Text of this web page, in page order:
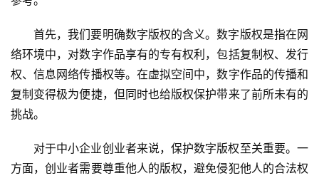
首先，我们要明确数字版权的含义。数字版权是指在网
络环境中，对数字作品享有的专有权利，包括复制权、发行
权、信息网络传播权等。在虚拟空间中，数字作品的传播和
复制变得极为便捷，但同时也给版权保护带来了前所未有的
挑战。
对于中小企业创业者来说，保护数字版权至关重要。一
方面，创业者需要尊重他人的版权，避免侵犯他人的合法权